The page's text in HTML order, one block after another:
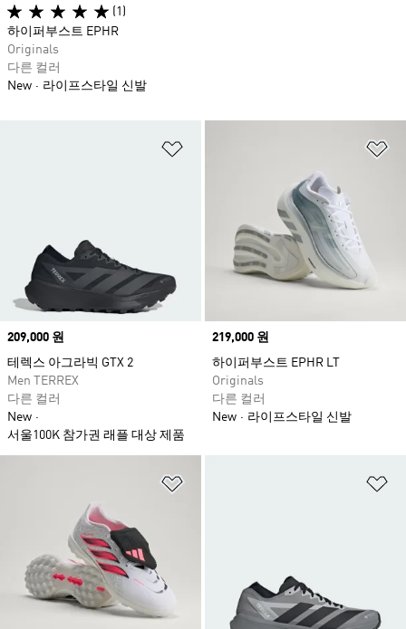
Price
209,000 원
테렉스 아그라빅 GTX 2
Men TERREX
다른 컬러
New
서울100K 참가권 래플 대상 제품
Price
219,000 원
하이퍼부스트 EPHR LT
Originals
다른 컬러
New
라이프스타일 신발
(1)
하이퍼부스트 EPHR
Originals
다른 컬러
New
라이프스타일 신발